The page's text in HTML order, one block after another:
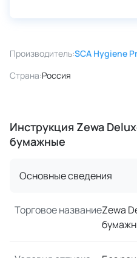
Производитель:SCA Hygiene
Страна:Россия
Инструкция Zewa
бумажные
Основные сведения
Торговое названиеZewa